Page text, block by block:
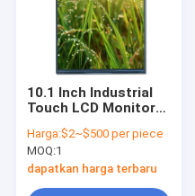
10.1 Inch Industrial
Touch LCD Monitor
LCD Industri
Harga:$2~$500 per piece
MOQ:1
dapatkan harga terbaru